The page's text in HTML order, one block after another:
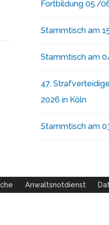
Fortbildung 05./
Stammtisch am
Stammtisch am
47.
2026 in Köln
Stammtisch am
Anwaltsnotdienst